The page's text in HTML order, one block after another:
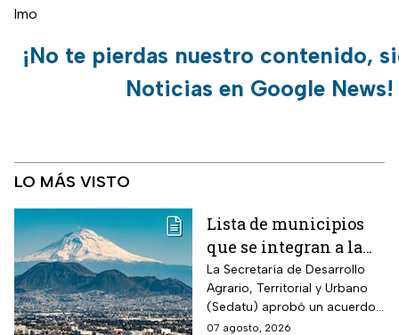
lmo
¡No te pierdas nuestro contenido,
Noticias en Google News!
LO MÁS VISTO
Lista de municipios
que se integran a la
Zona Metropolitana
del Valle de México
La Secretaría de Desarrollo
Agrario, Territorial y Urbano
(Sedatu) aprobó un acuerdo
para que se integren más
07 agosto, 2026